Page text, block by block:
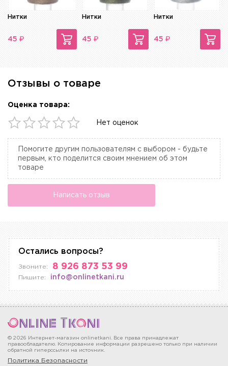
Нитки
45 ₽
Нитки
45 ₽
Нитки
45 ₽
Отзывы о товаре
Оценка товара:
Нет оценок
Помогите другим пользователям с выбором - будьте
первым, кто поделится своим мнением об этом
товаре
Написать отзыв
Остались вопросы?
Звоните: 8 926 873 53 99
Пишите: info@onlinetkani.ru
© 2026 Интернет-магазин onlinetkani. Все права принадлежат
правообладателю. Копирование информации разрешено только при наличии
обратной гиперссылки на источник.
Политика Безопасности